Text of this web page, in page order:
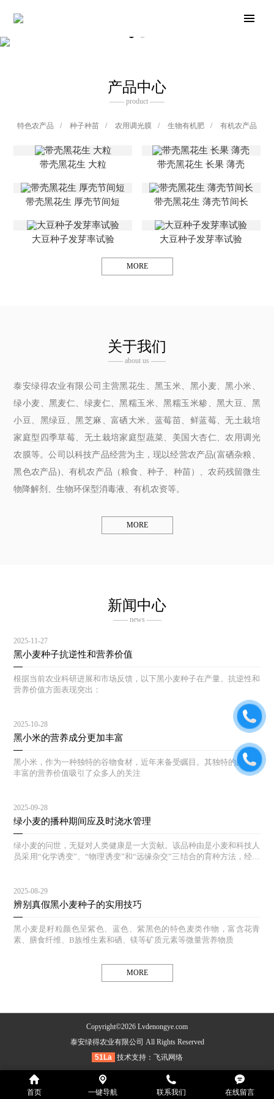
产品中心
—— product ——
特色农产品 / 种子种苗 / 农用调光膜 / 生物有机肥 / 有机农产品
带壳黑花生 大粒 带壳黑花生 长果 薄壳
带壳黑花生 厚壳节间短 带壳黑花生 薄壳节间长
大豆种子发芽率试验 大豆种子发芽率试验
MORE
关于我们
—— about us ——
泰安绿得农业有限公司主营黑花生、黑玉米、黑小麦、黑小米、
绿小麦、黑麦仁、绿麦仁、黑糯玉米、黑糯玉米糁、黑大豆、黑
小豆、黑绿豆、黑芝麻、富硒大米、蓝莓苗、鲜蓝莓、无土栽培
家庭型四季草莓、无土栽培家庭型蔬菜、美国大杏仁、农用调光
农膜等。公司以科技产品经营为主，现以经营农产品(富硒杂粮、
黑色农产品)、有机农产品（粮食、种子、种苗）、农药残留微生
物降解剂、生物环保型消毒液、有机农资等。
MORE
新闻中心
—— news ——
2025-11-27
黑小麦种子抗逆性和营养价值
根据当前农业科研进展和市场反馈，以下黑小麦种子在产量、抗逆性和
营养价值方面表现突出：
2025-10-28
黑小米的营养成分更加丰富
黑小米，作为一种独特的谷物食材，近年来备受瞩目。其独特的颜色和
丰富的营养价值吸引了众多人的关注
2025-09-28
绿小麦的播种期间应及时浇水管理
绿小麦的问世，无疑对人类健康是一大贡献。该品种由是小麦和科技人
员采用“化学诱变”、“物理诱变”和“远缘杂交”三结合的育种方法，经过
2025-08-29
辨别真假黑小麦种子的实用技巧
黑小麦是籽粒颜色呈紫色、蓝色、紫黑色的特色麦类作物，富含花青
素、膳食纤维、B族维生素和硒、镁等矿质元素等微量营养物质
MORE
Copyright©2026 Lvdenongye.com
泰安绿得农业有限公司 All Rights Reserved
51La
技术支持： 飞讯网络
首页 一键导航 联系我们 在线留言